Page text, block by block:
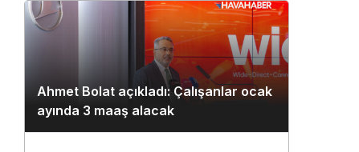
Gündüz Modu
Gündüz modunu seçin.
Ahmet Bolat açıkladı: Çalışanlar ocak
ayında 3 maaş alacak